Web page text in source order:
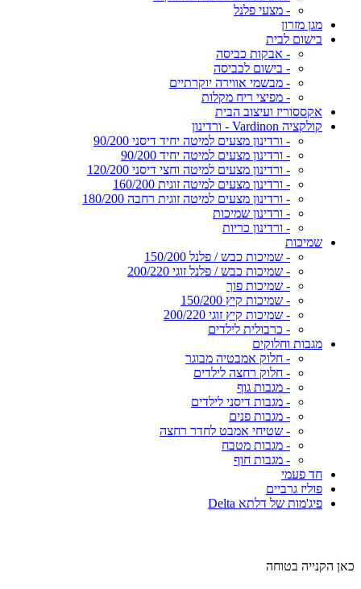
- מצעי פלנל
מגן מזרון
בישום לבית
- אבקות כביסה
- בישום לכביסה
- מבשמי אווירה יוקרתיים
- מפיצי ריח מקלות
אקססוריז ועיצוב הבית
קולקציה Vardinon - ורדינון
- ורדינון מצעים למיטה יחיד דיסני 90/200
- ורדינון מצעים למיטה יחיד 90/200
- ורדינון מצעים למיטה וחצי דיסני 120/200
- ורדינון מצעים למיטה זוגית 160/200
- ורדינון מצעים למיטה זוגית רחבה 180/200
- ורדינון שמיכות
- ורדינון כריות
שמיכות
- שמיכות כבש / פלנל 150/200
- שמיכות כבש / פלנל זוגי 200/220
- שמיכות פוך
- שמיכות קיץ 150/200
- שמיכות קיץ זוגי 200/220
- כרבולית לילדים
מגבות וחלוקים
- חלוק אמבטיה מבוגר
- חלוק רחצה לילדים
- מגבות גוף
- מגבות דיסני לילדים
- מגבות פנים
- שטיחי אמבט לחדר רחצה
- מגבות מטבח
- מגבות חוף
חד פעמי
פוליז גרביים
פיג'מות של דלתא Delta
כאן הקנייה בטוחה